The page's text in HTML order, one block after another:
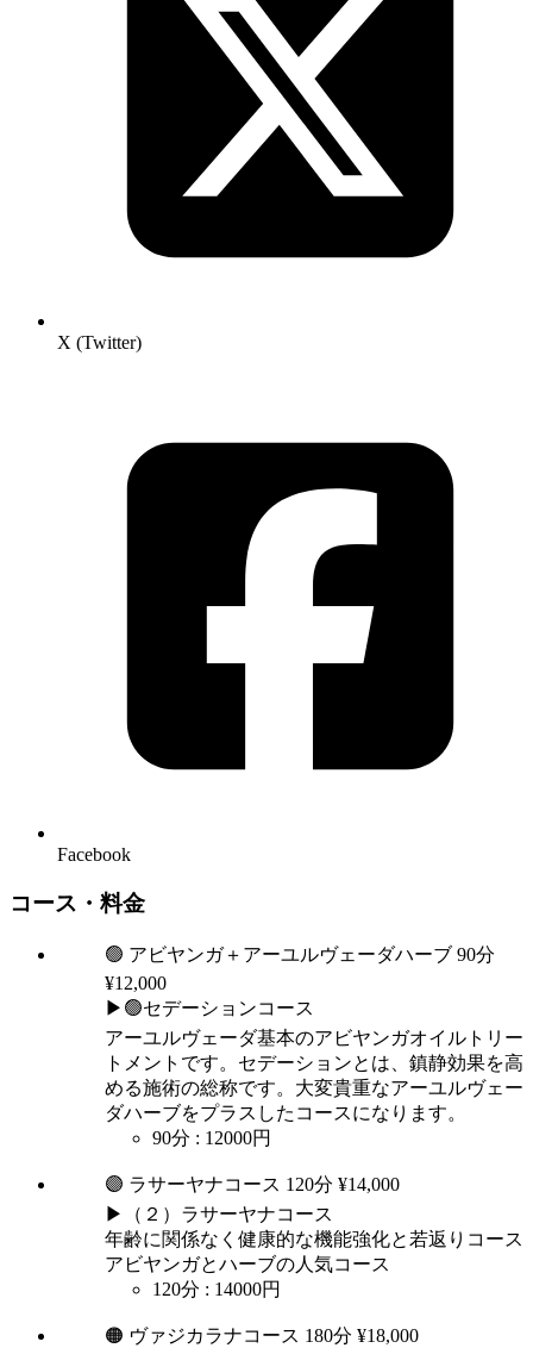
X (Twitter)
Facebook
コース・料金
🟢 アビヤンガ＋アーユルヴェーダハーブ 90分
¥12,000
▶🟢セデーションコース
アーユルヴェーダ基本のアビヤンガオイルトリー
トメントです。セデーションとは、鎮静効果を高
める施術の総称です。大変貴重なアーユルヴェー
ダハーブをプラスしたコースになります。
90分 : 12000円
🟣 ラサーヤナコース 120分 ¥14,000
▶（２）ラサーヤナコース
年齢に関係なく健康的な機能強化と若返りコース
アビヤンガとハーブの人気コース
120分 : 14000円
🟠 ヴァジカラナコース 180分 ¥18,000